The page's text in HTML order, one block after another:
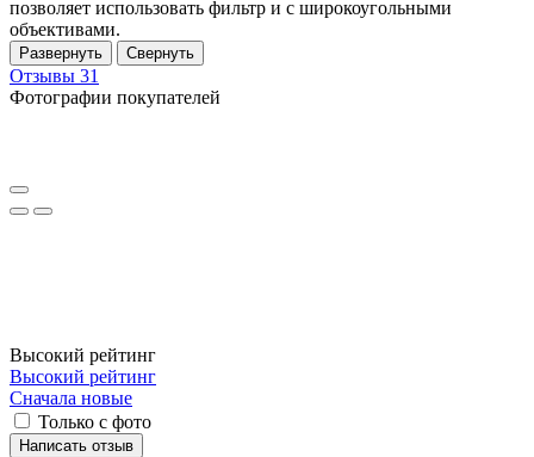
позволяет использовать фильтр и с широкоугольными
объективами.
Развернуть Свернуть
Отзывы 31
Фотографии покупателей
Высокий рейтинг
Высокий рейтинг
Сначала новые
Только с фото
Написать отзыв